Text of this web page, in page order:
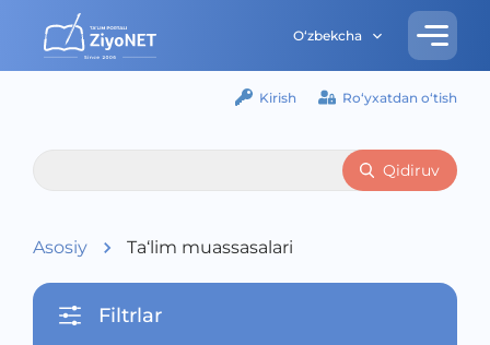
O‘zbekcha
Kirish Ro‘yxatdan o‘tish
Qidiruv
Asosiy Ta‘lim muassasalari
Filtrlar